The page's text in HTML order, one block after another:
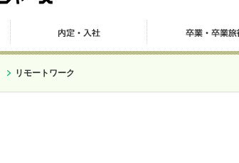
リモートワーク